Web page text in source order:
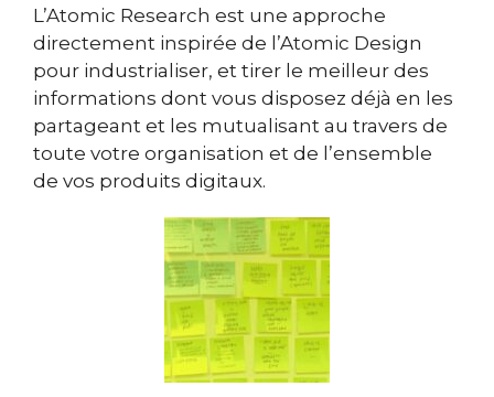
L’Atomic Research est une approche
directement inspirée de l’Atomic Design
pour industrialiser, et tirer le meilleur des
informations dont vous disposez déjà en les
partageant et les mutualisant au travers de
toute votre organisation et de l’ensemble
de vos produits digitaux.